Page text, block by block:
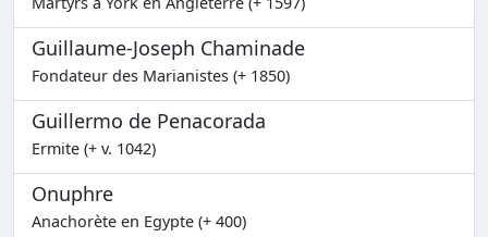
Guillaume-Joseph Chaminade
Fondateur des Marianistes (+ 1850)
Guillermo de Penacorada
Ermite (+ v. 1042)
Onuphre
Anachorète en Egypte (+ 400)